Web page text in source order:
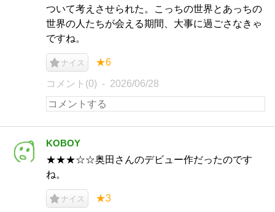
ついて考えさせられた。こっちの世界とあっちの
世界の人たちが会える期間、大事に過ごさなきゃ
ですね。
ナイス ★6
コメント(0) 2026/06/28
KOBOY
★★★☆☆奥田さんのデビュー作だったのです
ね。
ナイス ★3